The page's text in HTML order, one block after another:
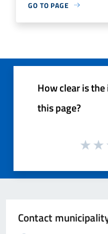
GO TO PAGE
How clear is
this page?
Contact